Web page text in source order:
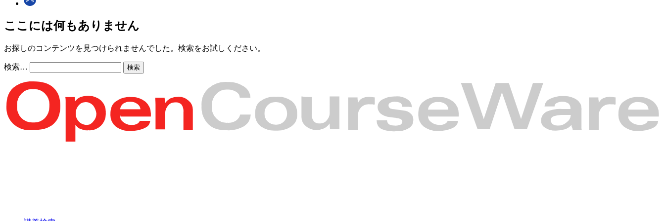
ここには何もありません
お探しのコンテンツを見つけられませんでした。検索をお試しください。
検索…